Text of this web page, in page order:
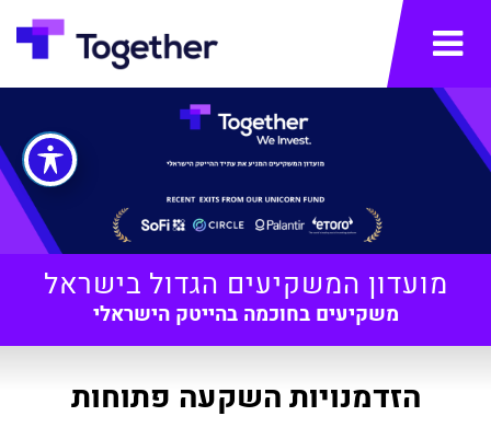
תפריט
מועדון המשקיעים הגדול בישראל
משקיעים בחוכמה בהייטק הישראלי
הזדמנויות השקעה פתוחות